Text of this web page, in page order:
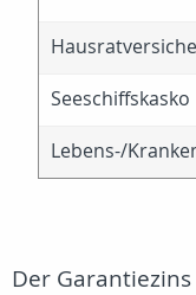
Seeschiffskasko
Lebens-/
Der